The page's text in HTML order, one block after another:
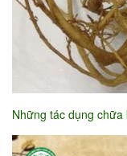
Những tác dụng